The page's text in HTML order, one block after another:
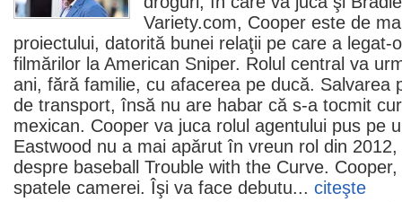
Variety.com, Cooper este de
proiectului, datorită bunei relaţii pe care a legat-
filmărilor la American Sniper. Rolul central va
ani, fără familie, cu afacerea pe ducă. Salvarea
de transport, însă nu are habar că s-a tocmit
mexican. Cooper va juca rolul agentului pus pe
Eastwood nu a mai apărut în vreun rol din 2012,
despre baseball Trouble with the Curve.
spatele camerei. Îşi va face debutu... citeşte